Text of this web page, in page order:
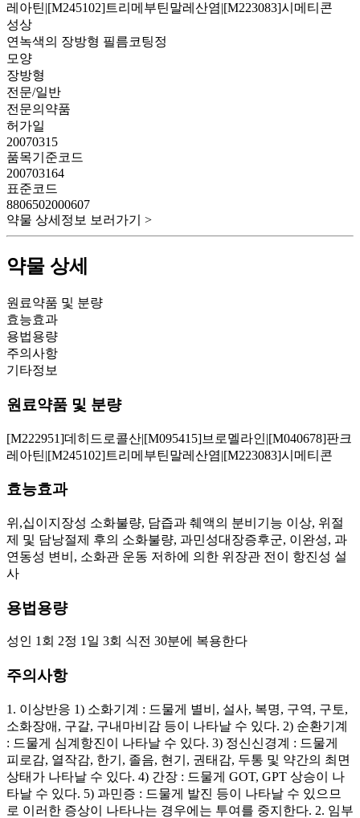
레아틴|[M245102]트리메부틴말레산염|[M223083]시메티콘
성상
연녹색의 장방형 필름코팅정
모양
장방형
전문/일반
전문의약품
허가일
20070315
품목기준코드
200703164
표준코드
8806502000607
약물 상세정보 보러가기 >
약물 상세
원료약품 및 분량
효능효과
용법용량
주의사항
기타정보
원료약품 및 분량
[M222951]데히드로콜산|[M095415]브로멜라인|[M040678]판크
레아틴|[M245102]트리메부틴말레산염|[M223083]시메티콘
효능효과
위,십이지장성 소화불량, 담즙과 췌액의 분비기능 이상, 위절
제 및 담낭절제 후의 소화불량, 과민성대장증후군, 이완성, 과
연동성 변비, 소화관 운동 저하에 의한 위장관 전이 항진성 설
사
용법용량
성인 1회 2정 1일 3회 식전 30분에 복용한다
주의사항
1. 이상반응 1) 소화기계 : 드물게 별비, 설사, 복명, 구역, 구토,
소화장애, 구갈, 구내마비감 등이 나타날 수 있다. 2) 순환기계
: 드물게 심계항진이 나타날 수 있다. 3) 정신신경계 : 드물게
피로감, 열작감, 한기, 졸음, 현기, 권태감, 두통 및 약간의 최면
상태가 나타날 수 있다. 4) 간장 : 드물게 GOT, GPT 상승이 나
타날 수 있다. 5) 과민증 : 드물게 발진 등이 나타날 수 있으므
로 이러한 증상이 나타나는 경우에는 투여를 중지한다. 2. 임부